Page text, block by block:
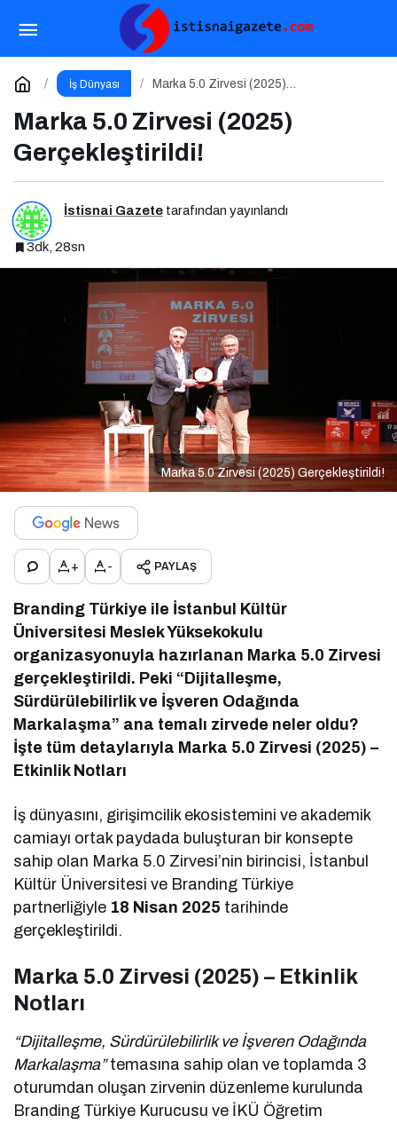
İş Dünyası
Marka 5.0 Zirvesi (2025)
Marka 5.0 Zirvesi (2025)
Gerçekleştirildi!
İstisnai Gazete tarafından yayınlandı
3dk, 28sn
Marka 5.0 Zirvesi (2025) Gerçekleştirildi!
+ - PAYLAŞ
Branding Türkiye ile İstanbul Kültür
Üniversitesi Meslek Yüksekokulu
organizasyonuyla hazırlanan Marka 5.0 Zirvesi
gerçekleştirildi. Peki “Dijitalleşme,
Sürdürülebilirlik ve İşveren Odağında
Markalaşma” ana temalı zirvede neler oldu?
İşte tüm detaylarıyla Marka 5.0 Zirvesi (2025) –
Etkinlik Notları
İş dünyasını, girişimcilik ekosistemini ve akademik
camiayı ortak paydada buluşturan bir konsepte
sahip olan Marka 5.0 Zirvesi’nin birincisi, İstanbul
Kültür Üniversitesi ve Branding Türkiye
partnerliğiyle 18 Nisan 2025 tarihinde
gerçekleştirildi.
Marka 5.0 Zirvesi (2025) – Etkinlik
Notları
“Dijitalleşme, Sürdürülebilirlik ve İşveren Odağında
Markalaşma”temasına sahip olan ve toplamda 3
oturumdan oluşan zirvenin düzenleme kurulunda
Branding Türkiye Kurucusu ve İKÜ Öğretim
Bitcoin, İzolasyonist Politikaların Kazananı
Olabilir
Yorum Yap